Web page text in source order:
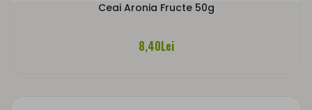
Ceai Aronia Fructe 50g
8,40Lei